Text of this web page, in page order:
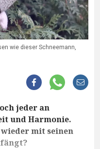
wie dieser Schneemann,
jeder an
und Harmonie.
mit seinen